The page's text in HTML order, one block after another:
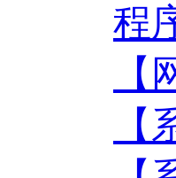
程
【
【